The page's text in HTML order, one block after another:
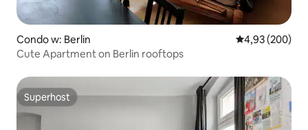
Condo w: Berlin Średnia
4,93 (200)
Cute Apartment on Berlin rooftops
Superhost
Superhost